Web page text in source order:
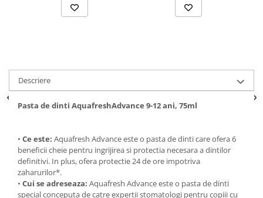
Suporturi si servetele
Tavi copt
Termosuri si cani termos
Tigai si seturi
Tocatoare de bucatarie
Ustensile ornare prajituri
Vaze si boluri decorative
Vesela unica folosinta
Suporturi si accesorii de baie
Descriere
Pasta de dinti AquafreshAdvance 9-12 ani, 75ml
• Ce este: Aquafresh Advance este o pasta de dinti care ofera 6
beneficii cheie pentru ingrijirea si protectia necesara a dintilor
definitivi. In plus, ofera protectie 24 de ore impotriva
zaharurilor*.
• Cui se adreseaza: Aquafresh Advance este o pasta de dinti
special conceputa de catre expertii stomatologi pentru copiii cu